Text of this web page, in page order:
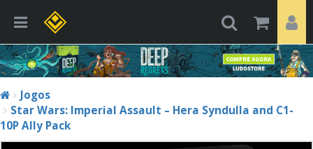
Jogos
Star Wars: Imperial Assault – Hera Syndulla and C1-
10P Ally Pack